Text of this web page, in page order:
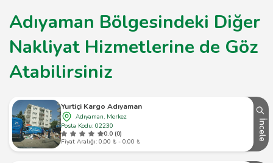
Adıyaman Bölgesindeki Diğer
Nakliyat Hizmetlerine de Göz
Atabilirsiniz
Yurtiçi Kargo Adıyaman
Adıyaman, Merkez
Posta Kodu: 02230
0.0 (0)
Fiyat Aralığı: 0,00 ₺ - 0,00 ₺
İncele